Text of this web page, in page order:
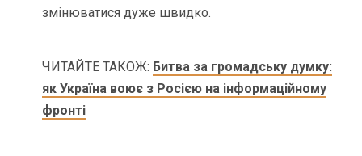
змінюватися дуже швидко.
ЧИТАЙТЕ ТАКОЖ: Битва за громадську думку:
як Україна воює з Росією на інформаційному
фронті